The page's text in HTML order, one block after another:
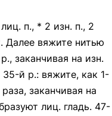
п., * 2 изн. п., 2
Далее вяжите нитью
заканчивая на изн.
й р.: вяжите, как 1-
заканчивая на
лиц. гладь. 47-